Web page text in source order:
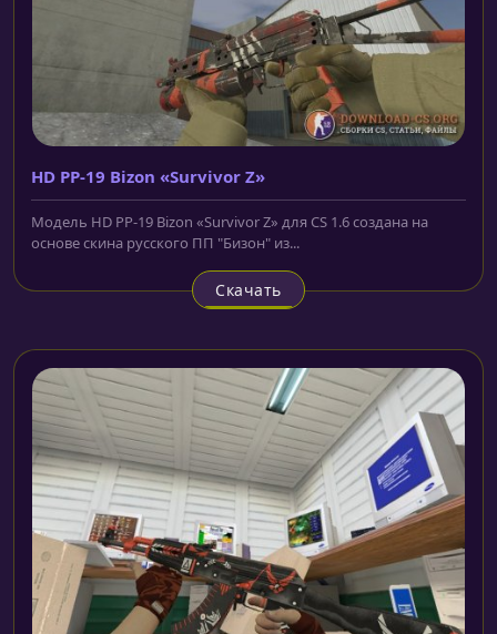
HD PP-19 Bizon «Survivor Z»
Модель HD PP-19 Bizon «Survivor Z» для CS 1.6 создана на
основе скина русского ПП "Бизон" из...
Скачать